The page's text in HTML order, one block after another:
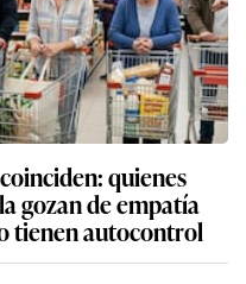
quienes
gozan de empatía
tienen autocontrol